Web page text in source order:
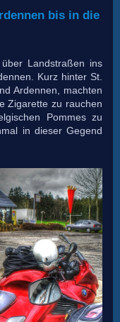
bis in die
Landstraßen ins
Kurz hinter St.
Ardennen, machten
Zigarette zu rauchen
Pommes zu
in dieser Gegend